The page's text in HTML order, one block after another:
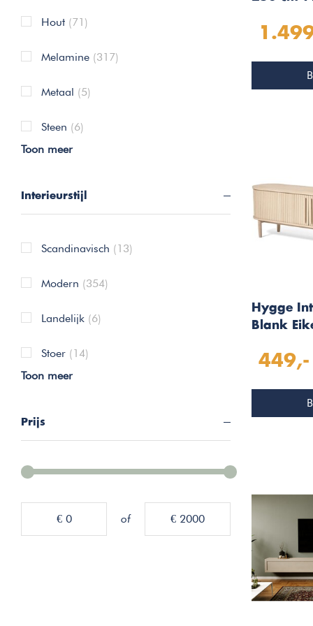
Hout (71)
Melamine (317)
Metaal (5)
Steen (6)
Toon meer
Interieurstijl
Scandinavisch (13)
Modern (354)
Landelijk (6)
Stoer (14)
Toon meer
Prijs
€ 0 of € 2000
Magnolia
Hygge
Blank
449,-